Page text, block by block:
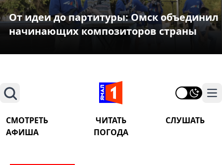
От идеи до партитуры: Омск объединил
начинающих композиторов страны
Поиск
СМОТРЕТЬ ЧИТАТЬ
СЛУШАТЬ
АФИША
ПОГОДА